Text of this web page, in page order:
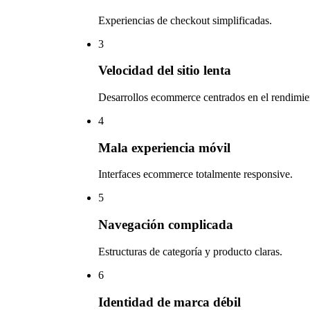
Experiencias de checkout simplificadas.
3
Velocidad del sitio lenta
Desarrollos ecommerce centrados en el
4
Mala experiencia móvil
Interfaces ecommerce totalmente responsive.
5
Navegación complicada
Estructuras de categoría y producto claras.
6
Identidad de marca débil